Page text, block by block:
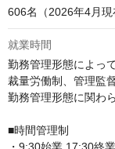
606名（2026年4月現
就業時間
勤務管理形態によっ
裁量労働制、管理監
勤務管理形態に関わ
■時間管理制